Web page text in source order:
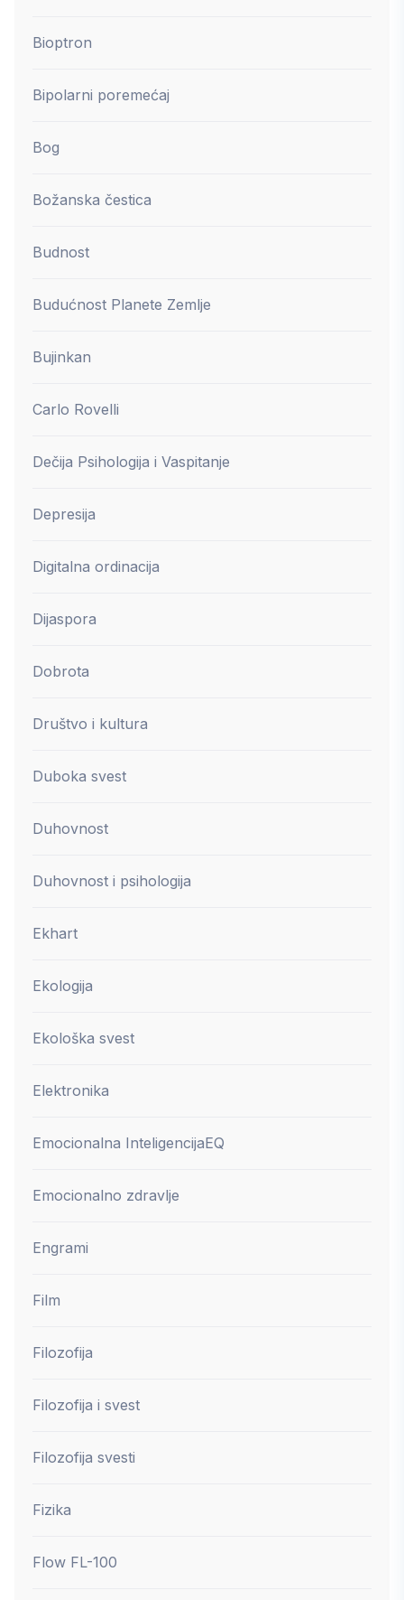
Bioptron
Bipolarni poremećaj
Bog
Božanska čestica
Budnost
Budućnost Planete Zemlje
Bujinkan
Carlo Rovelli
Dečija Psihologija i Vaspitanje
Depresija
Digitalna ordinacija
Dijaspora
Dobrota
Društvo i kultura
Duboka svest
Duhovnost
Duhovnost i psihologija
Ekhart
Ekologija
Ekološka svest
Elektronika
Emocionalna InteligencijaEQ
Emocionalno zdravlje
Engrami
Film
Filozofija
Filozofija i svest
Filozofija svesti
Fizika
Flow FL-100